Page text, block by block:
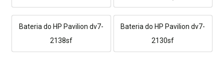
Bateria do HP Pavilion dv7-
2138sf
Bateria do HP Pavilion dv7-
2130sf